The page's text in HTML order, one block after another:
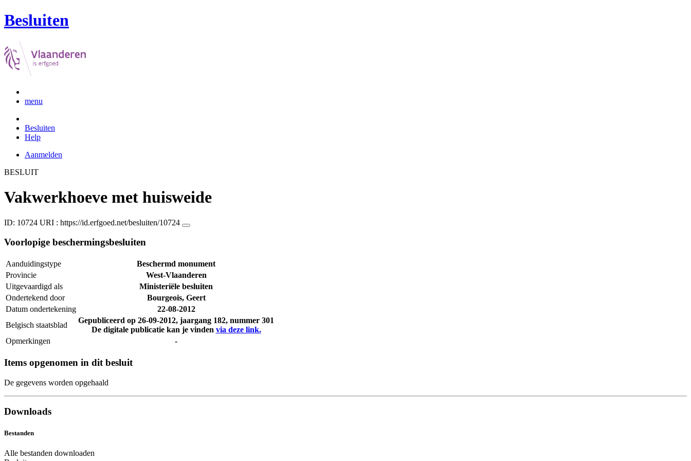
Besluiten
menu
Besluiten
Help
Aanmelden
BESLUIT
Vakwerkhoeve met huisweide
ID: 10724 URI : https://id.erfgoed.net/besluiten/10724
Voorlopige beschermingsbesluiten
Aanduidingstype
Beschermd monument
Provincie
West-Vlaanderen
Uitgevaardigd als
Ministeriële besluiten
Ondertekend door
Bourgeois, Geert
Datum ondertekening
22-08-2012
Belgisch staatsblad
Gepubliceerd op 26-09-2012, jaargang 182, nummer 301
De digitale publicatie kan je vinden via deze link.
Opmerkingen
-
Items opgenomen in dit besluit
De gegevens worden opgehaald
Downloads
Bestanden
Alle bestanden downloaden